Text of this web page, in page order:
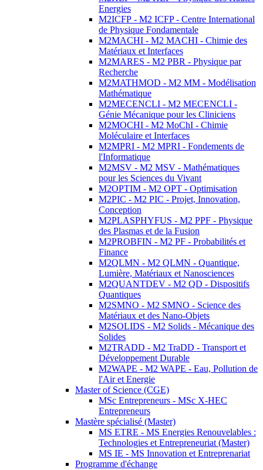
Energies
M2ICFP - M2 ICFP - Centre International
de Physique Fondamentale
M2MACHI - M2 MACHI - Chimie des
Matériaux et Interfaces
M2MARES - M2 PBR - Physique par
Recherche
M2MATHMOD - M2 MM - Modélisation
Mathématique
M2MECENCLI - M2 MECENCLI -
Génie Mécanique pour les Cliniciens
M2MOCHI - M2 MoChI - Chimie
Moléculaire et Interfaces
M2MPRI - M2 MPRI - Fondements de
l'Informatique
M2MSV - M2 MSV - Mathématiques
pour les Sciences du Vivant
M2OPTIM - M2 OPT - Optimisation
M2PIC - M2 PIC - Projet, Innovation,
Conception
M2PLASPHYFUS - M2 PPF - Physique
des Plasmas et de la Fusion
M2PROBFIN - M2 PF - Probabilités et
Finance
M2QLMN - M2 QLMN - Quantique,
Lumière, Matériaux et Nanosciences
M2QUANTDEV - M2 QD - Dispositifs
Quantiques
M2SMNO - M2 SMNO - Science des
Matériaux et des Nano-Objets
M2SOLIDS - M2 Solids - Mécanique des
Solides
M2TRADD - M2 TraDD - Transport et
Développement Durable
M2WAPE - M2 WAPE - Eau, Pollution de
l'Air et Energie
Master of Science (CGE)
MSc Entrepreneurs - MSc X-HEC
Entrepreneurs
Mastère spécialisé (Master)
MS ETRE - MS Energies Renouvelables :
Technologies et Entrepreneuriat (Master)
MS IE - MS Innovation et Entreprenariat
Programme d'échange